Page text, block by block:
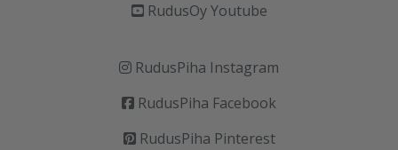
RudusOy Youtube
RudusPiha Instagram
RudusPiha Facebook
RudusPiha Pinterest